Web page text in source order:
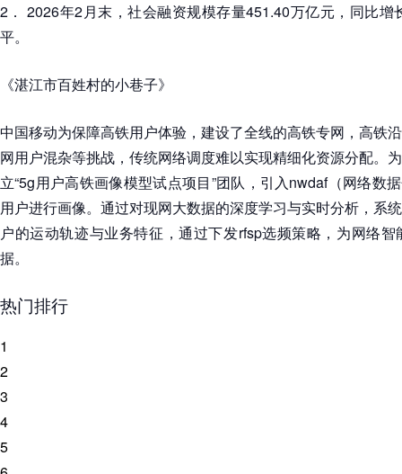
2． 2026年2月末，社会融资规模存量451.40万亿元，同比增
平。
《湛江市百姓村的小巷子》
中国移动为保障高铁用户体验，建设了全线的高铁专网，高铁
网用户混杂等挑战，传统网络调度难以实现精细化资源分配。
立“5g用户高铁画像模型试点项目”团队，引入nwdaf（网络数
用户进行画像。通过对现网大数据的深度学习与实时分析，系
户的运动轨迹与业务特征，通过下发rfsp选频策略，为网络
据。
热门排行
1
2
3
4
5